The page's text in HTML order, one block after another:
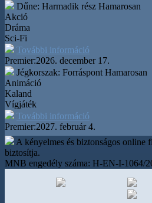
Dűne: Harmadik rész Hamarosan
Akció
Dráma
Sci-Fi
További információ
Premier:2026. december 17.
Jégkorszak: Forráspont Hamarosan
Animáció
Kaland
Vígjáték
További információ
Premier:2027. február 4.
A kényelmes és biztonságos online
biztosítja.
MNB engedély száma: H-EN-I-1064/